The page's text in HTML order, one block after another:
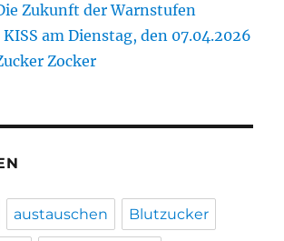
Zukunft der Warnstufen
am Dienstag, den 07.04.2026
Zocker
austauschen Blutzucker